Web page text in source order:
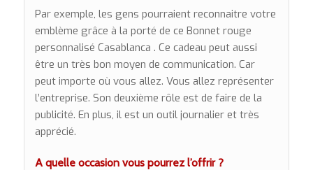
Par exemple, les gens pourraient reconnaitre votre
emblème grâce à la porté de ce Bonnet rouge
personnalisé Casablanca . Ce cadeau peut aussi
être un très bon moyen de communication. Car
peut importe où vous allez. Vous allez représenter
l’entreprise. Son deuxième rôle est de faire de la
publicité. En plus, il est un outil journalier et très
apprécié.
A quelle occasion vous pourrez l’offrir ?